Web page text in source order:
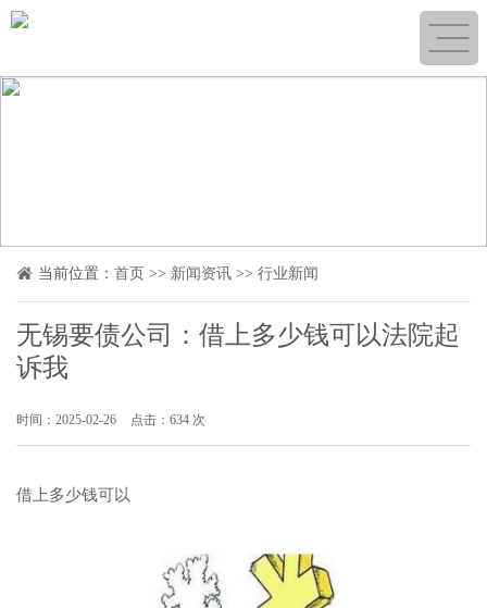
当前位置： 首页 >> 新闻资讯 >> 行业新闻
无锡要债公司：借上多少钱可以法院起
诉我
时间：2025-02-26 点击：634 次
借上多少钱可以